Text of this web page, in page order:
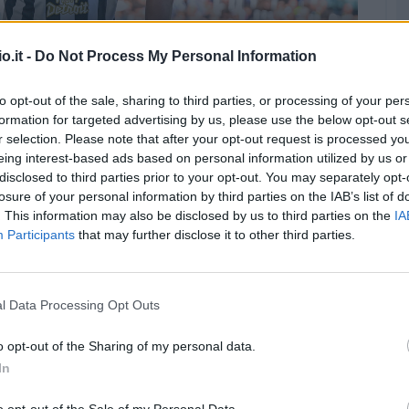
- Do Not Process My Personal Information
opt-out of the sale, sharing to third parties, or processing of your
for targeted advertising by us, please use the below opt-out
selection. Please note that after your opt-out request is processed
interest-based ads based on personal information utilized by us
to third parties prior to your opt-out. You may separately
of your personal information by third parties on the IAB’s list of
This information may also be disclosed by us to third parties on the
Participants that may further disclose it to other third parties.
Data Processing Opt Outs
opt-out of the Sharing of my personal data.
la 38a giornata di Serie A (©LaPresse)
anche profili che potrebbero fare male in
importanti, di rilievo, che però, per un
non soddisfare le attese in questa 38a
tre possibile trappoleper questo turno di